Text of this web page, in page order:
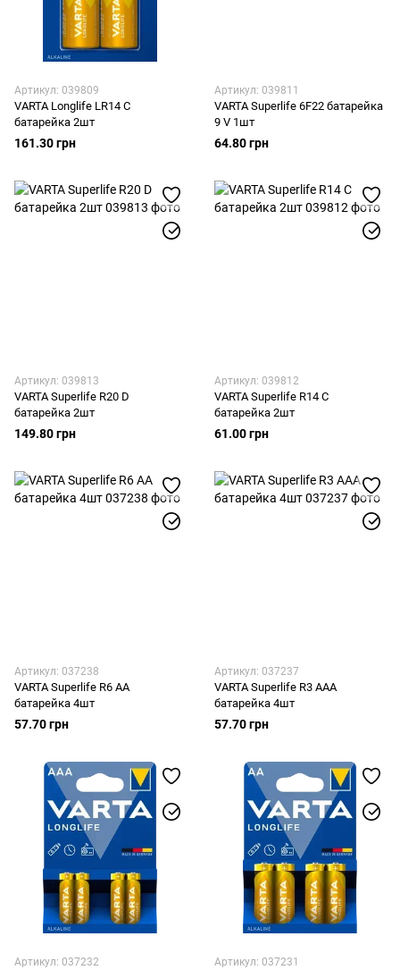
Артикул: 039809
VARTA Longlife LR14 C
батарейка 2шт
161.30 грн
Артикул: 039811
VARTA Superlife 6F22 батарейка
9 V 1шт
64.80 грн
Артикул: 039813
VARTA Superlife R20 D
батарейка 2шт
149.80 грн
Артикул: 039812
VARTA Superlife R14 C
батарейка 2шт
61.00 грн
Артикул: 037238
VARTA Superlife R6 AA
батарейка 4шт
57.70 грн
Артикул: 037237
VARTA Superlife R3 AAA
батарейка 4шт
57.70 грн
Артикул: 037232 Артикул: 037231